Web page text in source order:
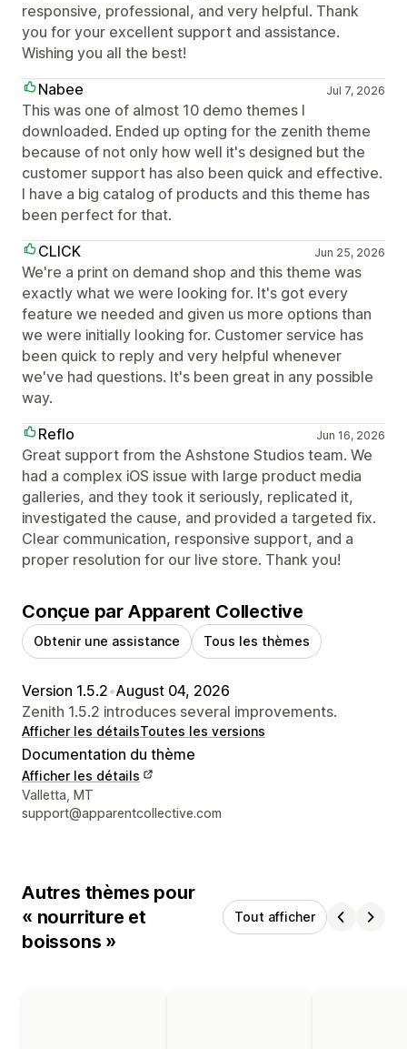
responsive, professional, and very helpful. Thank
you for your excellent support and assistance.
Wishing you all the best!
Nabee
Jul 7, 2026
This was one of almost 10 demo themes I
downloaded. Ended up opting for the zenith theme
because of not only how well it's designed but the
customer support has also been quick and effective.
I have a big catalog of products and this theme has
been perfect for that.
CLICK
Jun 25, 2026
We're a print on demand shop and this theme was
exactly what we were looking for. It's got every
feature we needed and given us more options than
we were initially looking for. Customer service has
been quick to reply and very helpful whenever
we've had questions. It's been great in any possible
way.
Reflo
Jun 16, 2026
Great support from the Ashstone Studios team. We
had a complex iOS issue with large product media
galleries, and they took it seriously, replicated it,
investigated the cause, and provided a targeted fix.
Clear communication, responsive support, and a
proper resolution for our live store. Thank you!
Conçue par Apparent Collective
Obtenir une assistance Tous les thèmes
Version 1.5.2•August 04, 2026
Zenith 1.5.2 introduces several improvements.
Afficher les détailsToutes les versions
Documentation du thème
Afficher les détails
Coordonnées du concepteur
Valletta, MT
support@apparentcollective.com
Autres thèmes pour
« nourriture et
boissons »
Tout afficher